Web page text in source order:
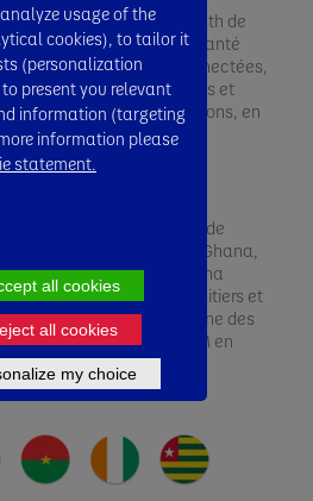
One Planet, One Health de
forte conviction que la santé
la planète sont interconnectées,
des habitudes saines et
d'aliments et de boissons, en
de l’Ouest.
aux populations de
africains, notamment le Ghana,
d'Ivoire, le Togo et le Burkina
et nutritive de produits laitiers et
devenant ainsi l'une des
certifiées B CorpTM en
d'ici 2025.
usage of the
cookies), to tailor it
(personalization
present you relevant
information (targeting
information please
statement.
all cookies
all cookies
my choice